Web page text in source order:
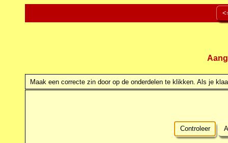
Maak een correcte zin door op de onderdelen te klikken. Als je
Controleer